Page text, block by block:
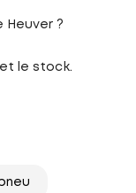
Heuver ?
le stock.